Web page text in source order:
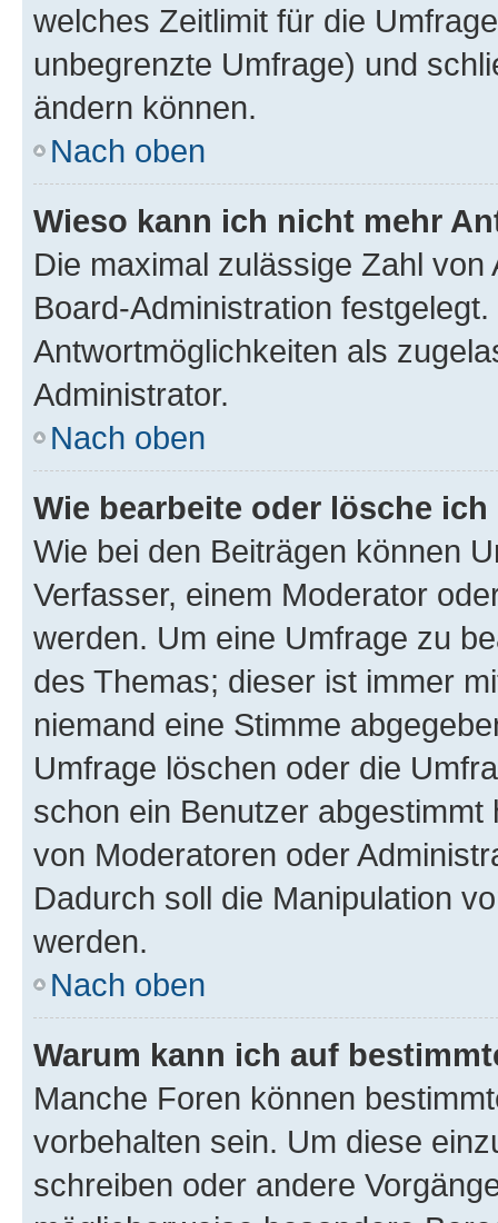
welches Zeitlimit für die
unbegrenzte Umfrage) und
ändern können.
Nach oben
Wieso kann ich nicht mehr
Die maximal zulässige Zahl
Board-Administration
Antwortmöglichkeiten als
Administrator.
Nach oben
Wie bearbeite oder lösche
Wie bei den Beiträgen können
Verfasser, einem Moderator
werden. Um eine Umfrage zu
des Themas; dieser ist immer
niemand eine Stimme
Umfrage löschen oder die
schon ein Benutzer
von Moderatoren oder
Dadurch soll die Manipulation
werden.
Nach oben
Warum kann ich auf
Manche Foren können
vorbehalten sein. Um diese
schreiben oder andere